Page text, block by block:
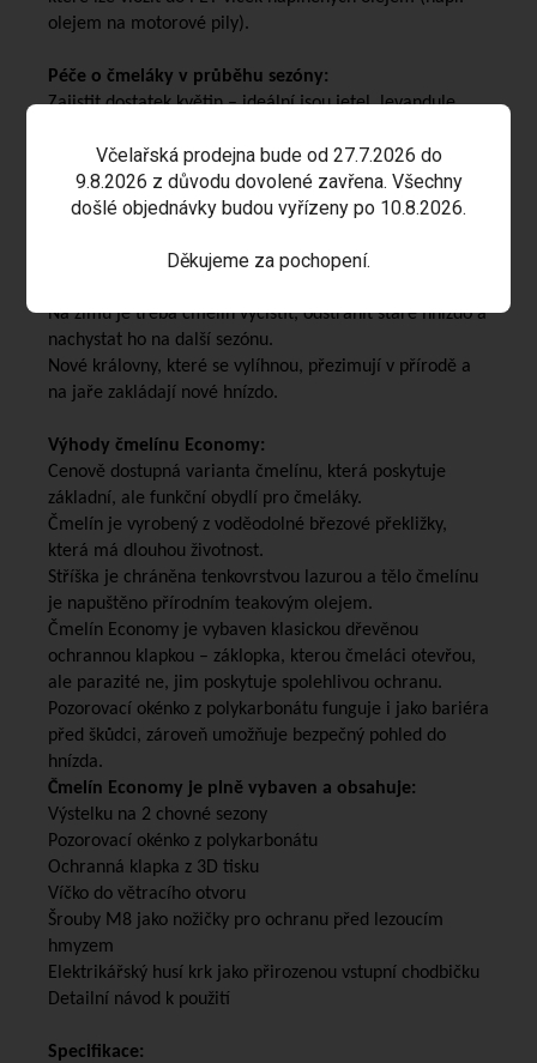
olejem na motorové pily).
Péče o čmeláky v průběhu sezóny:
Zajistit dostatek květin – ideální jsou jetel, levandule,
Nabídnout vodu – miska s vodou a kamínky, aby se mohli
bezpečně napít.
Pravidelná kontrola čmelínu, zda není napaden
Péče o čmeláky po sezoně:
Na zimu je třeba čmelín vyčistit, odstranit staré hnízdo a
nachystat ho na další sezónu.
Nové královny, které se vylíhnou, přezimují v přírodě a
na jaře zakládají nové hnízdo.
Výhody čmelínu Economy:
Cenově dostupná varianta čmelínu, která poskytuje
základní, ale funkční obydlí pro čmeláky.
Čmelín je vyrobený z voděodolné březové překližky,
která má dlouhou životnost.
Stříška je chráněna tenkovrstvou lazurou a tělo čmelínu
je napuštěno přírodním teakovým olejem.
Čmelín Economy je vybaven klasickou dřevěnou
ochrannou klapkou – záklopka, kterou čmeláci otevřou,
ale parazité ne, jim poskytuje spolehlivou ochranu.
Pozorovací okénko z polykarbonátu funguje i jako bariéra
před škůdci, zároveň umožňuje bezpečný pohled do
hnízda.
Čmelín Economy je plně vybaven a obsahuje:
Výstelku na 2 chovné sezony
Pozorovací okénko z polykarbonátu
Ochranná klapka z 3D tisku
Víčko do větracího otvoru
Šrouby M8 jako nožičky pro ochranu před lezoucím
hmyzem
Elektrikářský husí krk jako přirozenou vstupní chodbičku
Detailní návod k použití
Specifikace:
Včelařská prodejna bude od 27.7.2026 do
9.8.2026 z důvodu dovolené zavřena. Všechny
došlé objednávky budou vyřízeny po 10.8.2026.
Děkujeme za pochopení.